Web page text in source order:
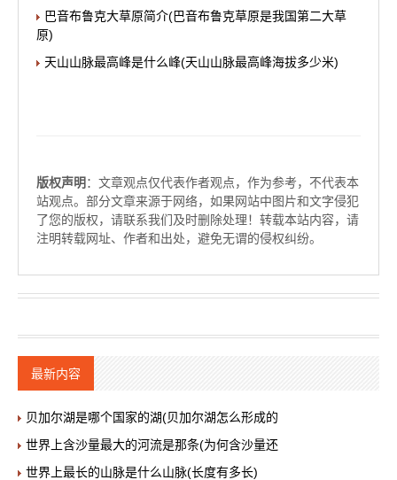
巴音布鲁克大草原简介(巴音布鲁克草原是我国第二大草
原)
天山山脉最高峰是什么峰(天山山脉最高峰海拔多少米)
版权声明 ：文章观点仅代表作者观点，作为参考，不代表本
站观点。部分文章来源于网络，如果网站中图片和文字侵犯
了您的版权，请联系我们及时删除处理！转载本站内容，请
注明转载网址、作者和出处，避免无谓的侵权纠纷。
最新内容
贝加尔湖是哪个国家的湖(贝加尔湖怎么形成的
世界上含沙量最大的河流是那条(为何含沙量还
世界上最长的山脉是什么山脉(长度有多长)